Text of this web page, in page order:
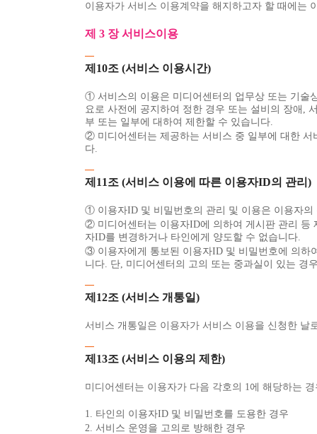
이용자가 서비스 이용계약을 해지하고자 할 때에는
제 3 장 서비스이용
제10조 (서비스 이용시간)
① 서비스의 이용은 미디어센터의 업무상 또는 기술
요로 사전에 공지하여 정한 경우 또는 설비의 장애,
부 또는 일부에 대하여 제한할 수 있습니다.
② 미디어센터는 제공하는 서비스 중 일부에 대한 서
다.
제11조 (서비스 이용에 따른 이용자ID의 관리)
① 이용자ID 및 비밀번호의 관리 및 이용은 이용자의
② 미디어센터는 이용자ID에 의하여 게시판 관리 등
자ID를 변경하거나 타인에게 양도할 수 없습니다.
③ 이용자에게 통보된 이용자ID 및 비밀번호에 의하
니다. 단, 미디어센터의 고의 또는 중과실이 있는 경
제12조 (서비스 개통일)
서비스 개통일은 이용자가 서비스 이용을 신청한
제13조 (서비스 이용의 제한)
미디어센터는 이용자가 다음 각호의 1에 해당하는
1. 타인의 이용자ID 및 비밀번호를 도용한 경우
2. 서비스 운영을 고의로 방해한 경우